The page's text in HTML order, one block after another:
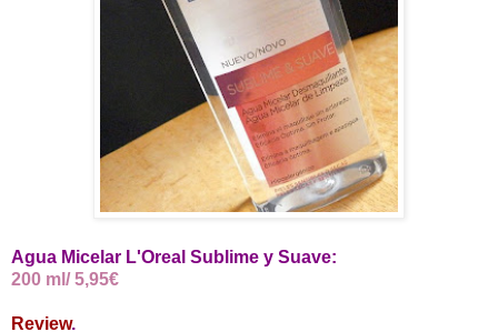
Agua Micelar L'Oreal Sublime y Suave:
200 ml/ 5,95€
Review.